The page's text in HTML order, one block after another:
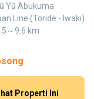
Yū Abukuma
Line (Toride - Iwaki)
～9.6 km
Properti Ini